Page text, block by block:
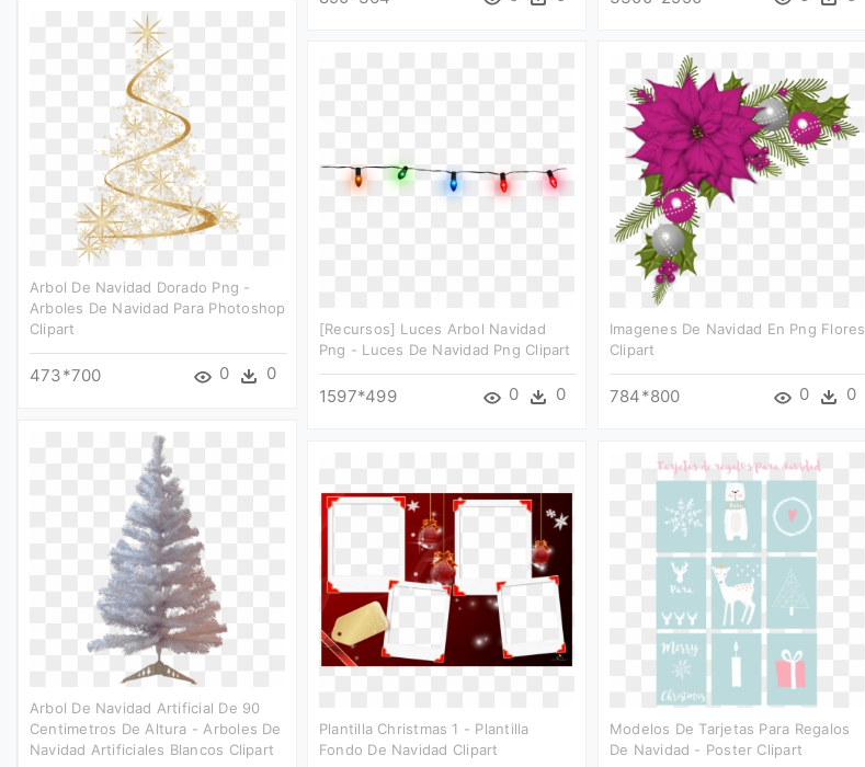
Arbol De Navidad Dorado Png -
Arboles De Navidad Para Photoshop
Clipart
473*700 0 0
[recursos] Luces Arbol Navidad
Png - Luces De Navidad Png Clipart
1597*499 0 0
Imagenes De Navidad En Png Flores
Clipart
784*800 0 0
Arbol De Navidad Artificial De 90
Centimetros De Altura - Arboles De
Navidad Artificiales Blancos Clipart
Plantilla Christmas 1 - Plantilla
Fondo De Navidad Clipart
Modelos De Tarjetas Para Regalos
De Navidad - Poster Clipart